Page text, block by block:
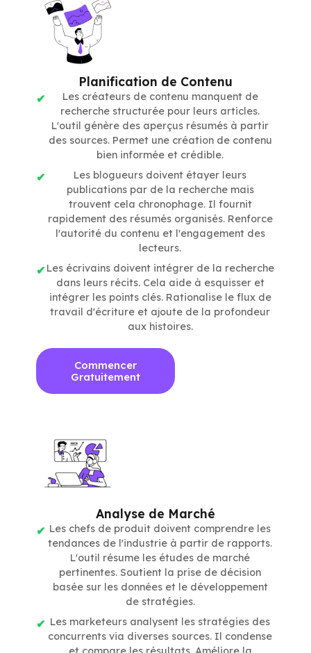
Planification de Contenu
Les créateurs de contenu manquent de
recherche structurée pour leurs articles.
L'outil génère des aperçus résumés à partir
des sources. Permet une création de contenu
bien informée et crédible.
Les blogueurs doivent étayer leurs
publications par de la recherche mais
trouvent cela chronophage. Il fournit
rapidement des résumés organisés. Renforce
l'autorité du contenu et l'engagement des
lecteurs.
Les écrivains doivent intégrer de la recherche
dans leurs récits. Cela aide à esquisser et
intégrer les points clés. Rationalise le flux de
travail d'écriture et ajoute de la profondeur
aux histoires.
Commencer
Gratuitement
Analyse de Marché
Les chefs de produit doivent comprendre les
tendances de l'industrie à partir de rapports.
L'outil résume les études de marché
pertinentes. Soutient la prise de décision
basée sur les données et le développement
de stratégies.
Les marketeurs analysent les stratégies des
concurrents via diverses sources. Il condense